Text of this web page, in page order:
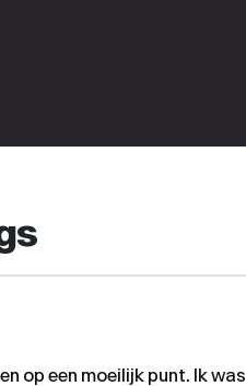
op een moeilijk punt. Ik was